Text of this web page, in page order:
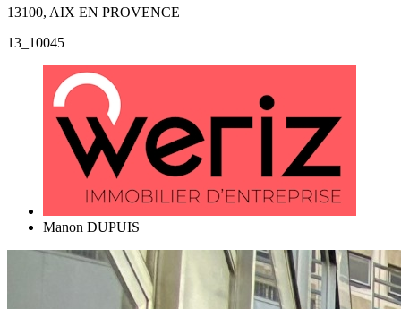
13100, AIX EN PROVENCE
13_10045
Manon DUPUIS